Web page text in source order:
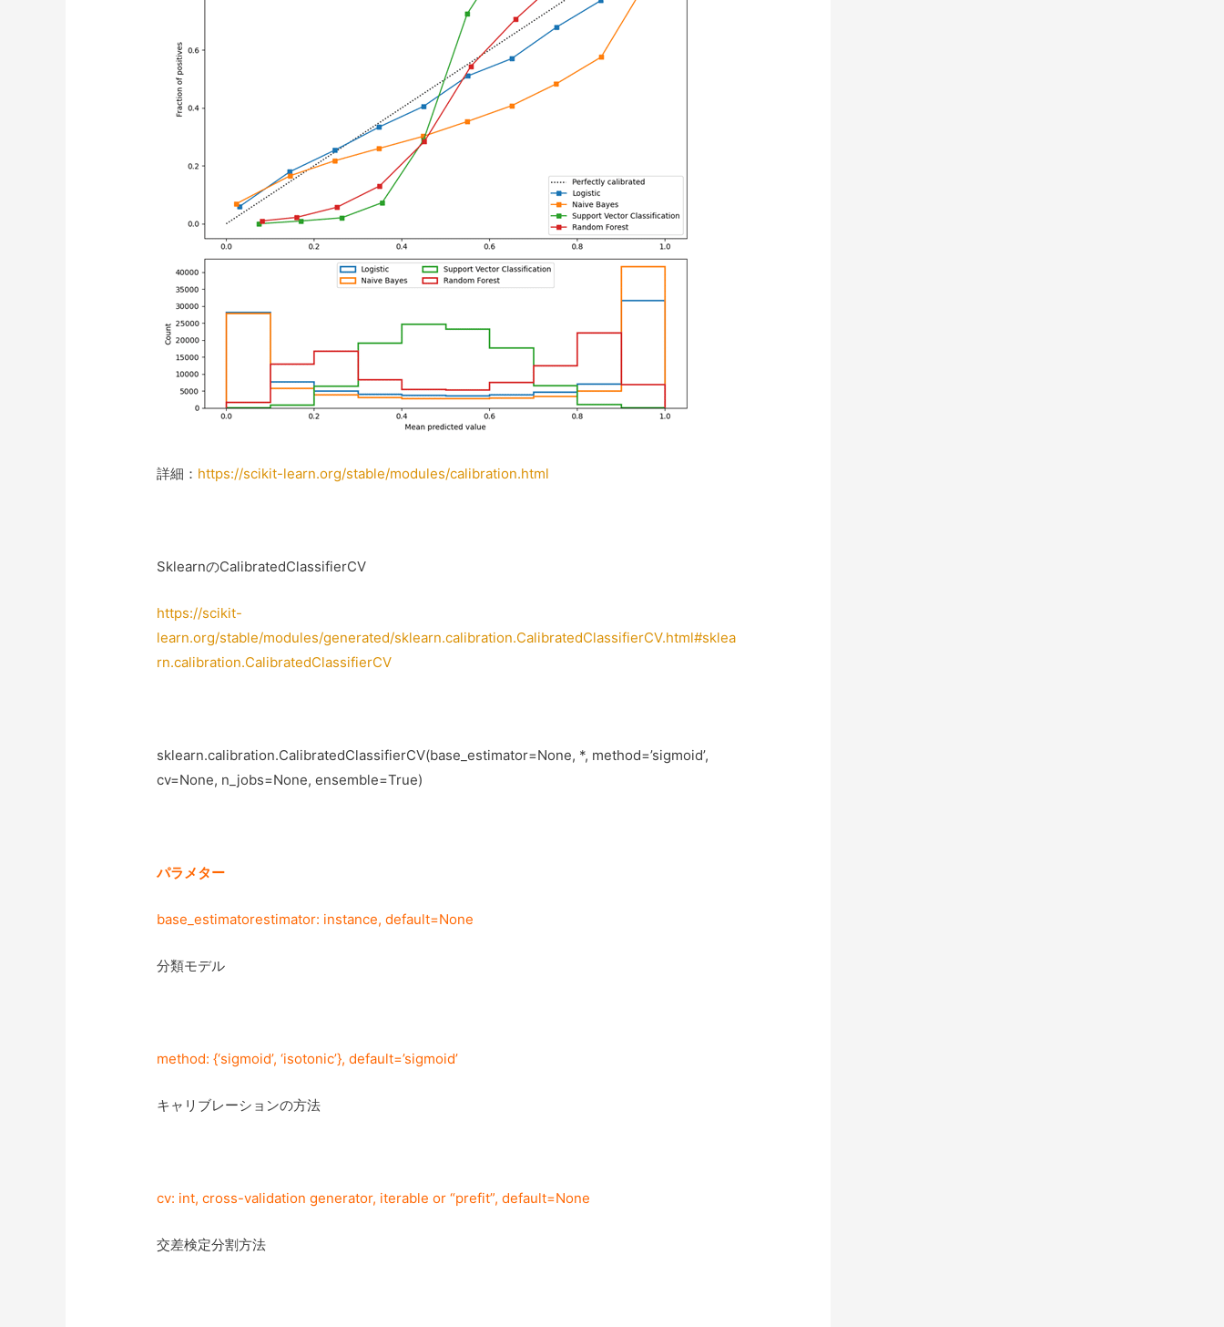
詳細： https://scikit-learn.org/stable/modules/calibration.html
SklearnのCalibratedClassifierCV
https://scikit-
learn.org/stable/modules/generated/sklearn.calibration.CalibratedClassifierCV.html#sklea
rn.calibration.CalibratedClassifierCV
sklearn.calibration.CalibratedClassifierCV(base_estimator=None, *, method=’sigmoid’,
cv=None, n_jobs=None, ensemble=True)
パラメター
base_estimatorestimator: instance, default=None
分類モデル
method: {‘sigmoid’, ‘isotonic’}, default=’sigmoid’
キャリブレーションの方法
cv: int, cross-validation generator, iterable or “prefit”, default=None
交差検定分割方法